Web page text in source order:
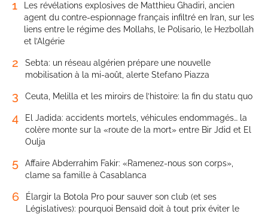
1
Les révélations explosives de Matthieu Ghadiri, ancien
agent du contre-espionnage français infiltré en Iran, sur les
liens entre le régime des Mollahs, le Polisario, le Hezbollah
et l’Algérie
2
Sebta: un réseau algérien prépare une nouvelle
mobilisation à la mi-août, alerte Stefano Piazza
3 Ceuta, Melilla et les miroirs de l’histoire: la fin du statu quo
4
El Jadida: accidents mortels, véhicules endommagés… la
colère monte sur la «route de la mort» entre Bir Jdid et El
Oulja
5
Affaire Abderrahim Fakir: «Ramenez-nous son corps»,
clame sa famille à Casablanca
6
Élargir la Botola Pro pour sauver son club (et ses
Législatives): pourquoi Bensaïd doit à tout prix éviter le